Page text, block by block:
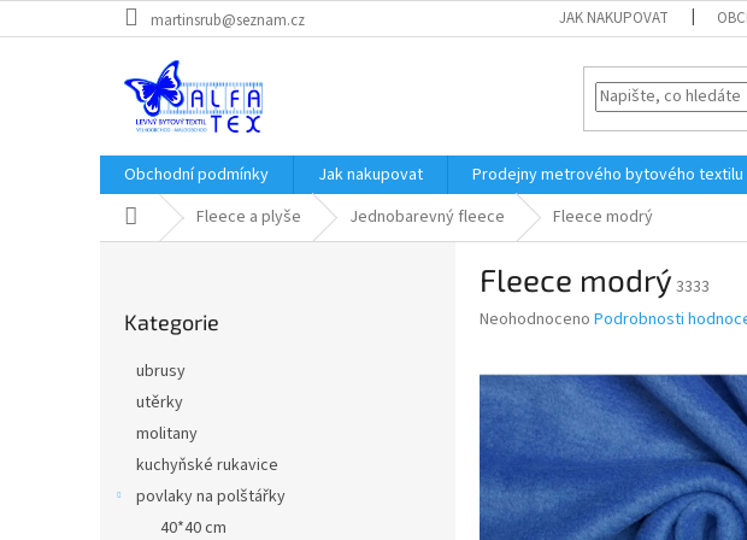
na
martinsrub@seznam.cz JAK NAKUPOVAT
Obchodní podmínky Jak nakupovat Prodejny metrového bytového textilu
Domů Fleece a plyše Jednobarevný fleece Fleece modrý
kategorie
Kategorie
ubrusy
utěrky
molitany
kuchyňské rukavice
povlaky na polštářky
40*40 cm
Fleece modrý 3333
Průměrné
je
0,0
hvězdiček.
Neohodnoceno Podrobnosti